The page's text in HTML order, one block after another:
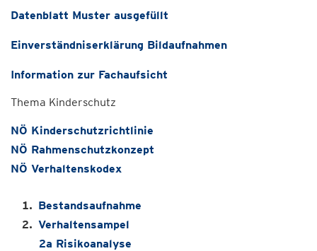
Datenblatt Muster ausgefüllt
Einverständniserklärung Bildaufnahmen
Information zur Fachaufsicht
Thema Kinderschutz
NÖ Kinderschutzrichtlinie
NÖ Rahmenschutzkonzept
NÖ Verhaltenskodex
Bestandsaufnahme
Verhaltensampel
2a Risikoanalyse